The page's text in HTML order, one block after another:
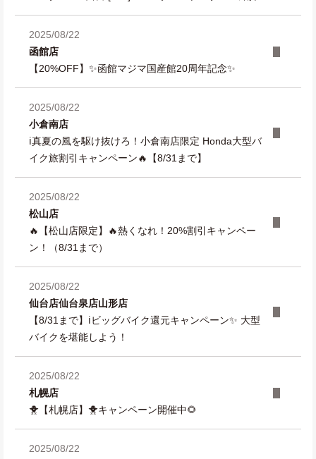
2025/08/22
函館店
【20%OFF】✨函館マジマ国産館20周年記念✨
2025/08/22
小倉南店
ℹ️真夏の風を駆け抜けろ！小倉南店限定 Honda大型バ
イク旅割引キャンペーン🔥【8/31まで】
2025/08/22
松山店
🔥【松山店限定】🔥熱くなれ！20%割引キャンペー
ン！（8/31まで）
2025/08/22
仙台店仙台泉店山形店
【8/31まで】ℹ️ビッグバイク還元キャンペーン✨ 大型
バイクを堪能しよう！
2025/08/22
札幌店
🐥【札幌店】🐥キャンペーン開催中🌻
2025/08/22